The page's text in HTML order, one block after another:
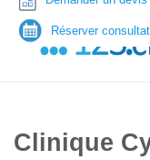
Clinique
Réserver